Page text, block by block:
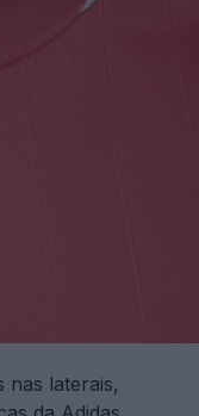
nas laterais,